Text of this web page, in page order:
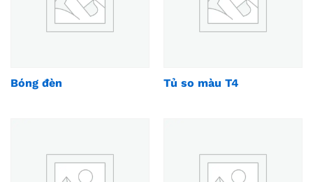
Bóng đèn Tủ so màu T4